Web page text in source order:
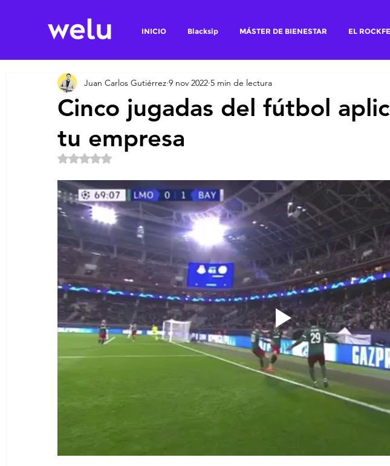
INICIO Blacksip MÁSTER DE BIENESTAR EL
Cinco jugadas del fútbol
tu empresa
Juan Carlos Gutiérrez 9 nov 2022 5 min de lectura
Obtuvo NaN de 5 estrellas.